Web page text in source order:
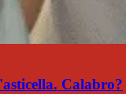
Calabro?